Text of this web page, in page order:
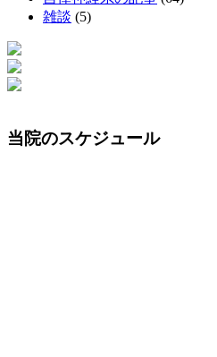
雑談 (5)
当院のスケジュール